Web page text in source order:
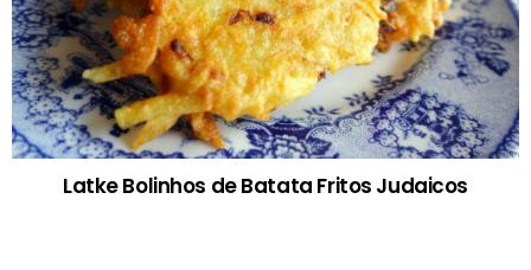
Latke Bolinhos de Batata Fritos Judaicos